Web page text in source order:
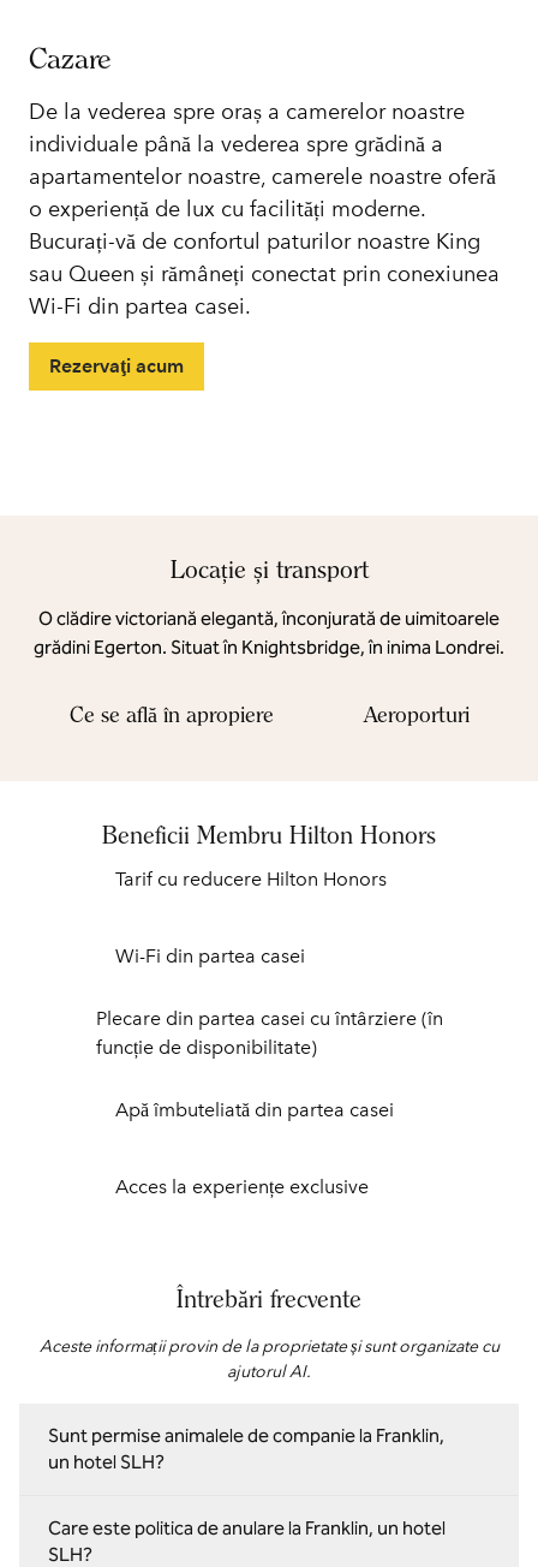
Cazare
De la vederea spre oraș a camerelor noastre
individuale până la vederea spre grădină a
apartamentelor noastre, camerele noastre oferă
o experiență de lux cu facilități moderne.
Bucurați-vă de confortul paturilor noastre King
sau Queen și rămâneți conectat prin conexiunea
Wi-Fi din partea casei.
Rezervaţi acum
Locație și transport
O clădire victoriană elegantă, înconjurată de uimitoarele
grădini Egerton. Situat în Knightsbridge, în inima Londrei.
Ce se află în apropiere Aeroporturi
Beneficii Membru Hilton Honors
Tarif cu reducere Hilton Honors
Wi-Fi din partea casei
Plecare din partea casei cu întârziere (în
funcție de disponibilitate)
Apă îmbuteliată din partea casei
Acces la experiențe exclusive
Întrebări frecvente
Aceste informații provin de la proprietate și sunt organizate cu
ajutorul AI.
Sunt permise animalele de companie la Franklin,
un hotel SLH?
Care este politica de anulare la Franklin, un hotel
SLH?